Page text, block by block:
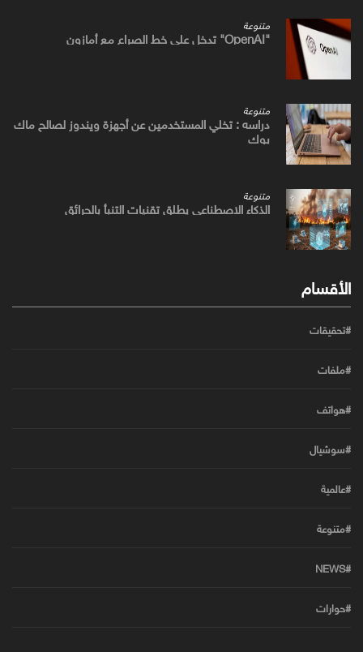
متنوعة
"OpenAI" تدخل علي خط الصراع مع أمازون
متنوعة
دراسه : تخلي المستخدمين عن أجهزة ويندوز لصالح ماك
بوك
متنوعة
الذكاء الاصطناعي يطلق تقنيات التنبأ بالحرائق
الأقسام
#تحقيقات
#ملفات
#هواتف
#سوشيال
#عالمية
#متنوعة
#NEWS
#حوارات